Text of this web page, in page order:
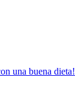
una buena dieta!